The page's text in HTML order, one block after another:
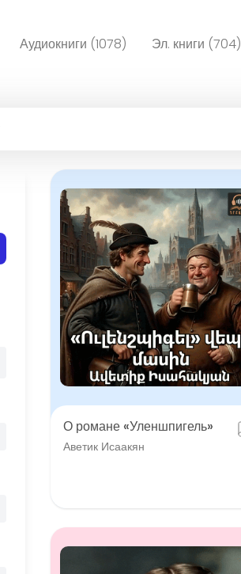
Аудиокниги (1078) Эл. книги (704)
О романе «Уленшпигель»
Аветик Исаакян